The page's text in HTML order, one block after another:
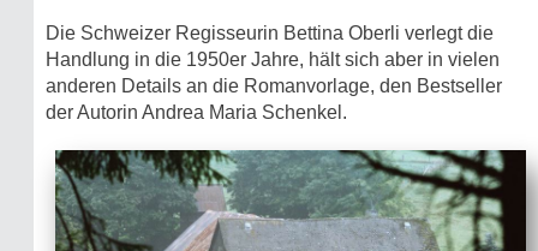
Die Schweizer Regisseurin Bettina Oberli verlegt die
Handlung in die 1950er Jahre, hält sich aber in vielen
anderen Details an die Romanvorlage, den Bestseller
der Autorin Andrea Maria Schenkel.